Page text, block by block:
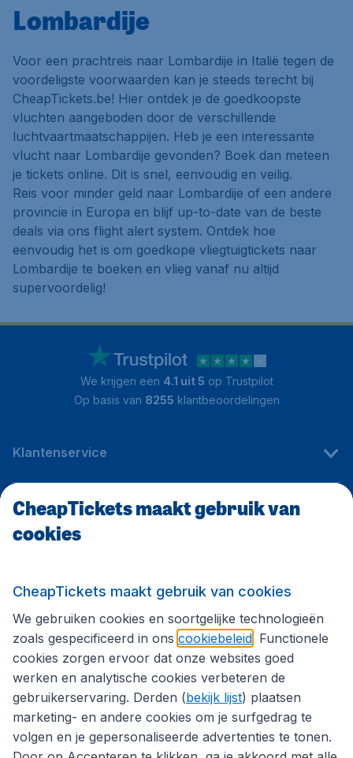
Lombardije
Voor een prachtreis naar Lombardije in Italië tegen de
voordeligste voorwaarden kan je steeds terecht bij
CheapTickets.be! Hier ontdek je de goedkoopste
vluchten aangeboden door de verschillende
luchtvaartmaatschappijen. Heb je een interessante
vlucht naar Lombardije gevonden? Boek dan meteen
je tickets online. Dit is snel, eenvoudig en veilig.
Reis voor minder geld naar Lombardije of een andere
provincie in Europa en blijf up-to-date van de beste
deals via ons flight alert system. Ontdek hoe
eenvoudig het is om goedkope vliegtuigtickets naar
Lombardije te boeken en vlieg vanaf nu altijd
supervoordelig!
We krijgen een 4.1 uit 5 op Trustpilot
Op basis van 8255 klantbeoordelingen
Klantenservice
CheapTickets.be
Volg CheapTickets.be
CheapTickets maakt gebruik van
cookies
CheapTickets maakt gebruik van cookies
We gebruiken cookies en soortgelijke technologieën
zoals gespecificeerd in ons cookiebeleid . Functionele
cookies zorgen ervoor dat onze websites goed
werken en analytische cookies verbeteren de
gebruikerservaring. Derden (bekijk lijst) plaatsen
marketing- en andere cookies om je surfgedrag te
volgen en je gepersonaliseerde advertenties te tonen.